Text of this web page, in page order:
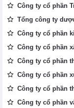
Công ty cổ phần
Tổng công ty
Công ty cổ phần
Công ty cổ phần
Công ty cổ phần
Công ty cổ phần
Công ty cổ phần
Công ty cổ phần